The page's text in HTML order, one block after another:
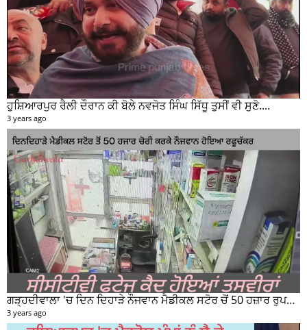
ਹੁਸ਼ਿਆਰਪੁਰ ਰੈਲੀ ਦੌਰਾਨ ਕੀ ਬੋਲੇ ਨਵਜੋਤ ਸਿੰਘ ਸਿੱਧੂ ਤੁਸੀਂ ਵੀ ਸੁਣੋ....
3 years ago
ਗੜ੍ਹਦੀਵਾਲਾ 'ਚ ਦਿਨ ਦਿਹਾੜੇ ਨੌਜਵਾਨ ਮੈਡੀਕਲ ਸਟੋਰ ਚੋਂ 50 ਹਜ਼ਾਰ ਰੁਪਏ ਦੀ ਨਕਦੀ ਚੋਰੀ ਕਰਕੇ ਹੋਇਆ ਰਫੂਚੱਕਰ
3 years ago